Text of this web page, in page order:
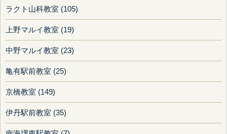
ラクト山科教室 (105)
上野マルイ教室 (19)
中野マルイ教室 (23)
亀有駅前教室 (25)
京橋教室 (149)
伊丹駅前教室 (35)